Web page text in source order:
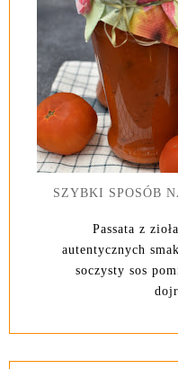
SZYBKI SPOSÓB
Passata z
autentycznych
soczysty sos